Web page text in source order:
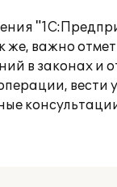
важно
в законах и
вести